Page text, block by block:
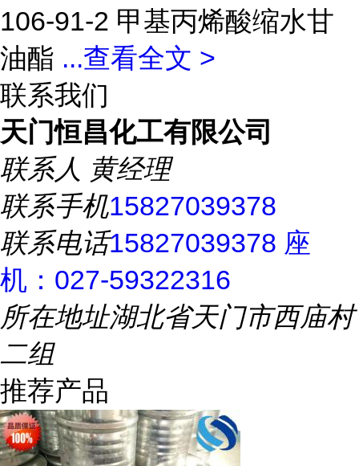
106-91-2 甲基丙烯酸缩水甘
油酯 ...查看全文 >
联系我们
天门恒昌化工有限公司
联系人 黄经理
联系手机15827039378
联系电话15827039378 座
机：027-59322316
所在地址湖北省天门市西庙村
二组
推荐产品